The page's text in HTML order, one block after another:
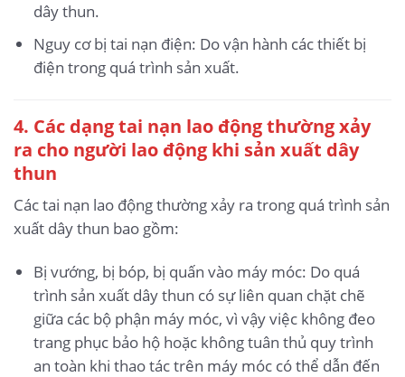
dây thun.
Nguy cơ bị tai nạn điện: Do vận hành các thiết bị
điện trong quá trình sản xuất.
4. Các dạng tai nạn lao động thường xảy
ra cho người lao động khi sản xuất dây
thun
Các tai nạn lao động thường xảy ra trong quá trình sản
xuất dây thun bao gồm:
Bị vướng, bị bóp, bị quấn vào máy móc: Do quá
trình sản xuất dây thun có sự liên quan chặt chẽ
giữa các bộ phận máy móc, vì vậy việc không đeo
trang phục bảo hộ hoặc không tuân thủ quy trình
an toàn khi thao tác trên máy móc có thể dẫn đến